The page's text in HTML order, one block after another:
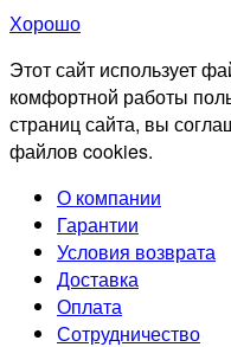
Хорошо
Этот сайт использует
комфортной работы
страниц сайта, вы
файлов cookies.
О компании
Гарантии
Условия возврата
Доставка
Оплата
Сотрудничество